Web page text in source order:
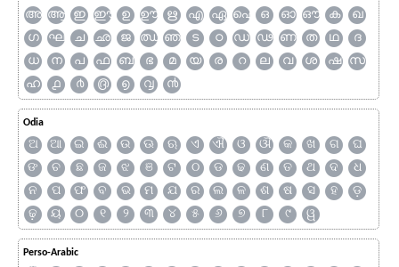
അ ആ ഇ ഈ ഉ ഊ ഋ എ ഏ ഐ ഒ ഓ ഔ ക
ഖ
ഗ
ഘ ച ഛ ജ ഝ ഞ ട ഠ ഡ ഢ ണ ത ഥ
ദ
ധ
ന പ ഫ ബ ഭ മ യ ര റ ല വ ശ ഷ
സ
ഹ
൧ ൪ ൫ ൭ ൮ ൯
Odia
ଅ ଆ ଇ ଈ ଉ ଊ ଋ ଏ ଐ ଓ ଔ କ ଖ ଗ
ଘ
ଙ
ଚ ଛ ଜ ଝ ଞ ଟ ଠ ଡ ଢ ଣ ତ ଥ ଦ
ଧ
ନ
ପ ଫ ବ ଭ ମ ଯ ର ଲ ଳ ଶ ଷ ସ ହ
ଡ଼
ଢ଼
ୟ ୦ ୧ ୨ ୩ ୪ ୫ ୬ ୭ ୮ ୯ ୱ
Perso-Arabic